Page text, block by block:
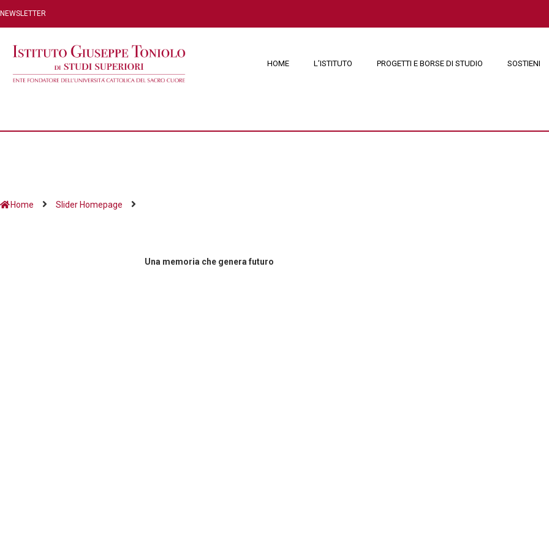
NEWSLETTER
HOME L’ISTITUTO PROGETTI E BORSE DI STUDIO SOSTIENI
Home Slider Homepage
Una memoria che genera futuro